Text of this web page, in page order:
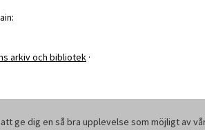
arkiv och bibliotek ·
ge dig en så bra upplevelse som möjligt av